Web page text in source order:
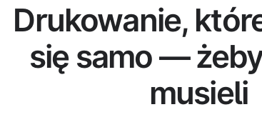
Drukowanie,
się samo —
musieli